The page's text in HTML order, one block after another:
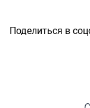
Поделиться в